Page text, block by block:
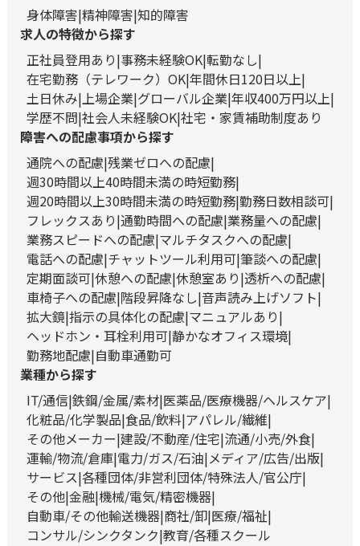
身体障害 精神障害 知的障害
求人の特徴から探す
正社員登用あり 事務未経験OK 転勤なし
在宅勤務（テレワーク）OK 年間休日120日以上
土日休み 上場企業 グローバル企業 年収400万円以上
学歴不問 社会人未経験OK 社宅・家賃補助制度あり
障害への配慮事項から探す
通院への配慮 残業ゼロへの配慮
週30時間以上40時間未満の時短勤務
週20時間以上30時間未満の時短勤務 勤務日数相談可
フレックスあり 通勤時間への配慮 業務量への配慮
業務スピードへの配慮 マルチタスクへの配慮
電話への配慮 チャットツール利用可 筆談への配慮
定期面談可 休憩への配慮 休憩室あり 透析への配慮
車椅子への配慮 階段昇降なし 音声読み上げソフト
拡大鏡 指示の具体化の配慮 マニュアルあり
ヘッドホン・耳栓利用可 静かなオフィス環境
勤務地配慮 自動車通勤可
業種から探す
IT/通信 鉄鋼/金属/素材 医薬品/医療機器/ヘルスケア
化粧品/化学製品 食品/飲料 アパレル/繊維
その他メーカー 建設/不動産/住宅 流通/小売/外食
運輸/物流/倉庫 電力/ガス/石油 メディア/広告/出版
サービス 各種団体/非営利団体/特殊法人/官公庁
その他 金融 機械/電気/精密機器
自動車/その他輸送機器 商社/卸 医療/福祉
コンサル/シンクタンク 教育/各種スクール